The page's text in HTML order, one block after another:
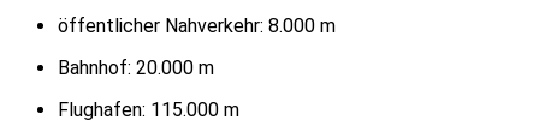
öffentlicher Nahverkehr: 8.000 m
Bahnhof: 20.000 m
Flughafen: 115.000 m